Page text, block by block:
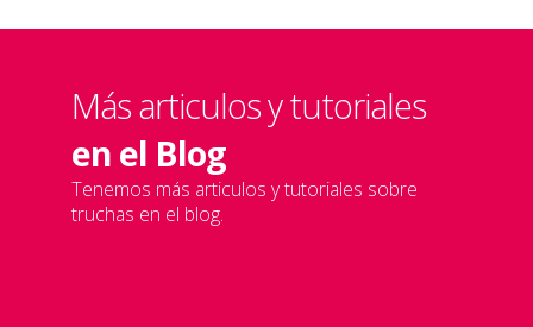
Más articulos y tutoriales
en el Blog
Tenemos más articulos y tutoriales sobre
truchas en el blog.